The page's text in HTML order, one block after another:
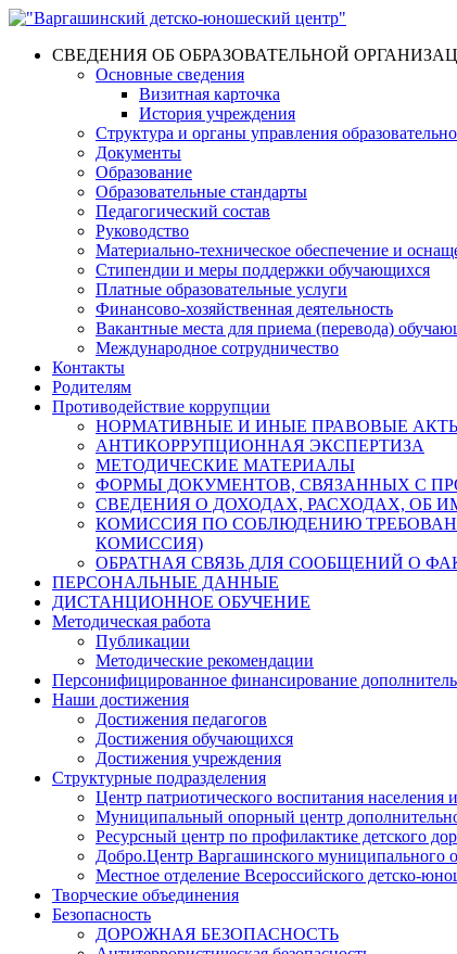
СВЕДЕНИЯ ОБ ОБРАЗОВАТЕЛЬНОЙ
Основные сведения
Визитная карточка
История учреждения
Структура и органы управления
Документы
Образование
Образовательные стандарты
Педагогический состав
Руководство
Материально-техническое обеспечение и
Стипендии и меры поддержки обучающихся
Платные образовательные услуги
Финансово-хозяйственная деятельность
Вакантные места для приема (перевода)
Международное сотрудничество
Контакты
Родителям
Противодействие коррупции
НОРМАТИВНЫЕ И ИНЫЕ ПРАВОВЫЕ
АНТИКОРРУПЦИОННАЯ ЭКСПЕРТИЗА
МЕТОДИЧЕСКИЕ МАТЕРИАЛЫ
ФОРМЫ ДОКУМЕНТОВ, СВЯЗАННЫХ С
СВЕДЕНИЯ О ДОХОДАХ, РАСХОДАХ, ОБ
КОМИССИЯ ПО СОБЛЮДЕНИЮ
КОМИССИЯ)
ОБРАТНАЯ СВЯЗЬ ДЛЯ СООБЩЕНИЙ О
ПЕРСОНАЛЬНЫЕ ДАННЫЕ
ДИСТАНЦИОННОЕ ОБУЧЕНИЕ
Методическая работа
Публикации
Методические рекомендации
Персонифицированное финансирование
Наши достижения
Достижения педагогов
Достижения обучающихся
Достижения учреждения
Структурные подразделения
Центр патриотического воспитания
Муниципальный опорный центр
Ресурсный центр по профилактике детского
Добро.Центр Варгашинского муниципального
Местное отделение Всероссийского детско-
Творческие объединения
Безопасность
ДОРОЖНАЯ БЕЗОПАСНОСТЬ